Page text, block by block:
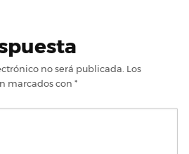
no será publicada. Los
marcados con *